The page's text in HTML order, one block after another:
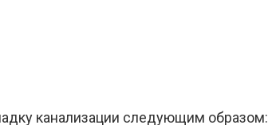
канализации следующим образом: